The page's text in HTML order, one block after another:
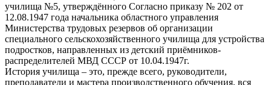
училища №5, утверждённого Согласно приказу № 202 от
12.08.1947 года начальника областного управления
Министерства трудовых резервов об организации
специального сельскохозяйственного училища для устройства
подростков, направленных из детский приёмников-
распределителей МВД СССР от 10.04.1947г.
История училища – это, прежде всего, руководители,
преподаватели и мастера производственного обучения, вся